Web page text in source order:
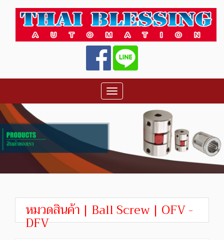
Toggle
navigation
หมวดสินค้า | Ball Screw | OFV -
DFV